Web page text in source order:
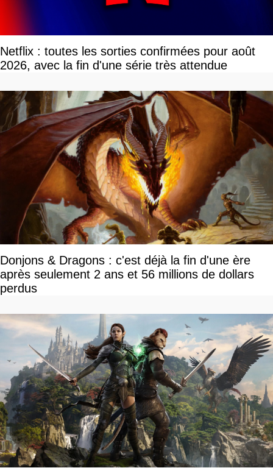
Netflix : toutes les sorties confirmées pour août
2026, avec la fin d'une série très attendue
Donjons & Dragons : c'est déjà la fin d'une ère
après seulement 2 ans et 56 millions de dollars
perdus